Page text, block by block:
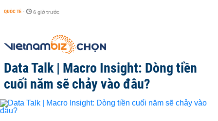
QUỐC TẾ - 6 giờ trước
Data Talk | Macro Insight: Dòng tiền
cuối năm sẽ chảy vào đâu?